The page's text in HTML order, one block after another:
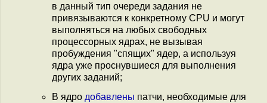
в данный тип очереди задания не
привязываются к конкретному CPU и могут
выполняться на любых свободных
процессорных ядрах, не вызывая
пробуждения "спящих" ядер, а используя
ядра уже проснувшиеся для выполнения
других заданий;
В ядро добавлены патчи, необходимые для